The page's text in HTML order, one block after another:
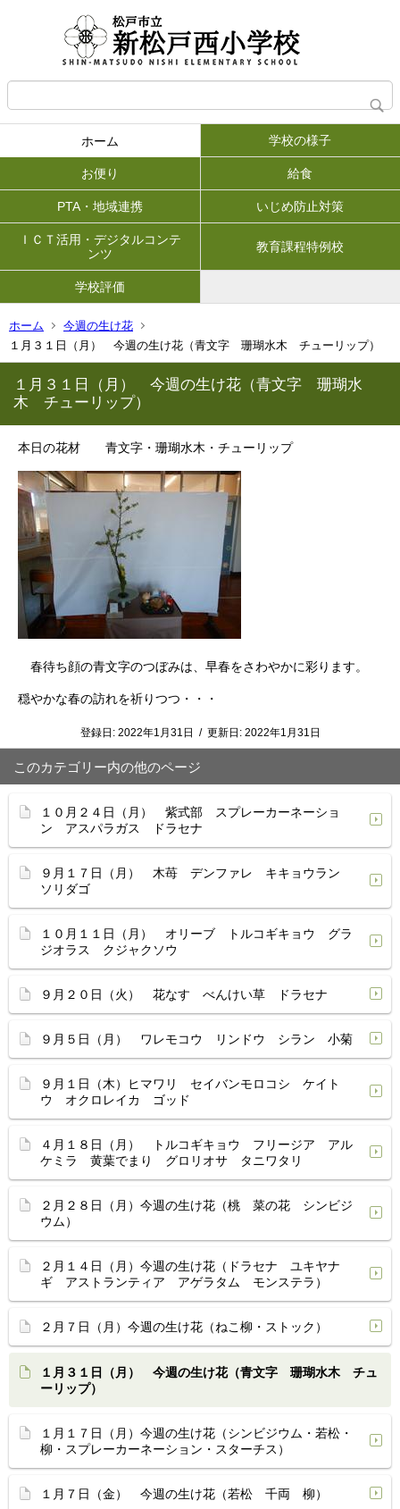
ホーム 学校の様子
お便り 給食
PTA・地域連携 いじめ防止対策
ＩＣＴ活用・デジタルコンテ
ンツ
教育課程特例校
学校評価
ホーム
今週の生け花
１月３１日（月） 今週の生け花（青文字 珊瑚水木 チューリップ）
１月３１日（月） 今週の生け花（青文字 珊瑚水
木 チューリップ）
本日の花材 青文字・珊瑚水木・チューリップ
春待ち顔の青文字のつぼみは、早春をさわやかに彩ります。
穏やかな春の訪れを祈りつつ・・・
登録日: 2022年1月31日 / 更新日: 2022年1月31日
このカテゴリー内の他のページ
１０月２４日（月） 紫式部 スプレーカーネーショ
ン アスパラガス ドラセナ
９月１７日（月） 木苺 デンファレ キキョウラン
ソリダゴ
１０月１１日（月） オリーブ トルコギキョウ グラ
ジオラス クジャクソウ
９月２０日（火） 花なす べんけい草 ドラセナ
９月５日（月） ワレモコウ リンドウ シラン 小菊
９月１日（木）ヒマワリ セイバンモロコシ ケイト
ウ オクロレイカ ゴッド
４月１８日（月） トルコギキョウ フリージア アル
ケミラ 黄葉でまり グロリオサ タニワタリ
２月２８日（月）今週の生け花（桃 菜の花 シンビジ
ウム）
２月１４日（月）今週の生け花（ドラセナ ユキヤナ
ギ アストランティア アゲラタム モンステラ）
２月７日（月）今週の生け花（ねこ柳・ストック）
１月３１日（月） 今週の生け花（青文字 珊瑚水木 チュ
ーリップ）
１月１７日（月）今週の生け花（シンビジウム・若松・
柳・スプレーカーネーション・スターチス）
１月７日（金） 今週の生け花（若松 千両 柳）